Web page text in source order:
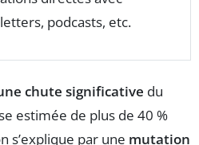
podcasts, etc.
chute significative du
estimée de plus de 40 %
s’explique par une mutation